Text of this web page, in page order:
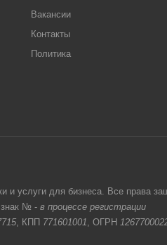
Вакансии
Контакты
Политика
и услуги для бизнеса. Все права
знак № - в процессе регистрации
, КПП 771601001, ОГРН